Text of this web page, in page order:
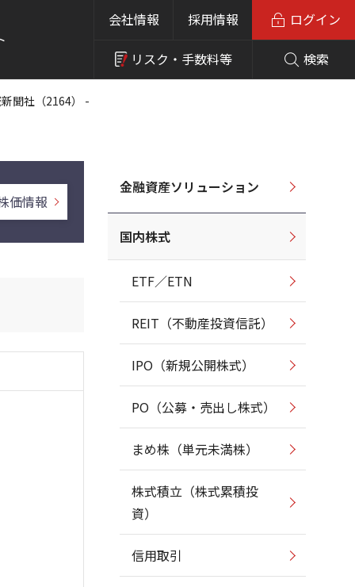
会社情報 採用情報
リスク・ 手数料等 検索
ログイン
聞社（2164） -
価情報
金融資産ソリューション
国内株式
ETF／ETN
REIT（不動産投資信託）
IPO（新規公開株式）
PO（公募・売出し株式）
まめ株（単元未満株）
株式積立（株式累積投
資）
信用取引